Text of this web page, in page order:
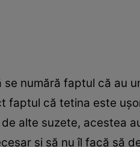
numără faptul că au
faptul că tetina este
alte suzete, acestea
și să nu îl facă să